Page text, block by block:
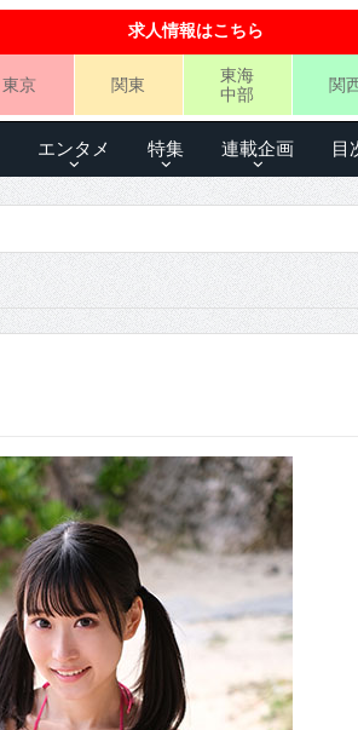
求人情報はこちら
東京 関東
東海
中部
関
エンタメ 特集 連載企画 目